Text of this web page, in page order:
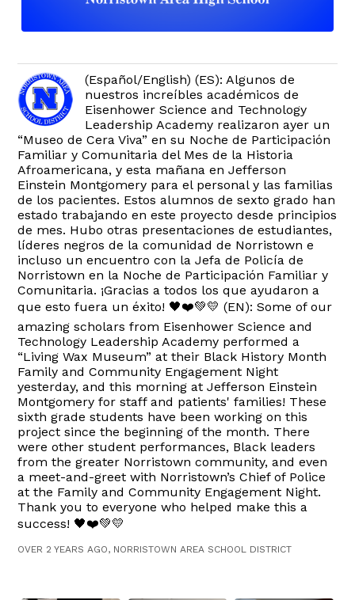
(Español/English) (ES): Algunos de
nuestros increíbles académicos de
Eisenhower Science and Technology
Leadership Academy realizaron ayer un
“Museo de Cera Viva” en su Noche de Participación
Familiar y Comunitaria del Mes de la Historia
Afroamericana, y esta mañana en Jefferson
Einstein Montgomery para el personal y las familias
de los pacientes. Estos alumnos de sexto grado han
estado trabajando en este proyecto desde principios
de mes. Hubo otras presentaciones de estudiantes,
líderes negros de la comunidad de Norristown e
incluso un encuentro con la Jefa de Policía de
Norristown en la Noche de Participación Familiar y
Comunitaria. ¡Gracias a todos los que ayudaron a
que esto fuera un éxito! 🖤❤️💚💛 (EN): Some of our
amazing scholars from Eisenhower Science and
Technology Leadership Academy performed a
“Living Wax Museum” at their Black History Month
Family and Community Engagement Night
yesterday, and this morning at Jefferson Einstein
Montgomery for staff and patients' families! These
sixth grade students have been working on this
project since the beginning of the month. There
were other student performances, Black leaders
from the greater Norristown community, and even
a meet-and-greet with Norristown’s Chief of Police
at the Family and Community Engagement Night.
Thank you to everyone who helped make this a
success! 🖤❤️💚💛
OVER 2 YEARS AGO, NORRISTOWN AREA SCHOOL DISTRICT